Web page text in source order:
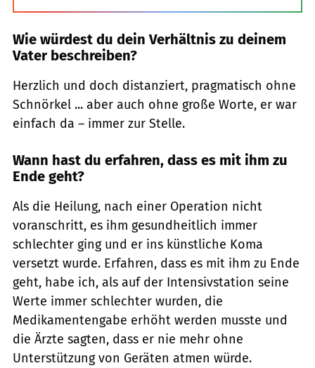
Wie würdest du dein Verhältnis zu deinem
Vater beschreiben?
Herzlich und doch distanziert, pragmatisch ohne
Schnörkel ... aber auch ohne große Worte, er war
einfach da – immer zur Stelle.
Wann hast du erfahren, dass es mit ihm zu
Ende geht?
Als die Heilung, nach einer Operation nicht
voranschritt, es ihm gesundheitlich immer
schlechter ging und er ins künstliche Koma
versetzt wurde. Erfahren, dass es mit ihm zu Ende
geht, habe ich, als auf der Intensivstation seine
Werte immer schlechter wurden, die
Medikamentengabe erhöht werden musste und
die Ärzte sagten, dass er nie mehr ohne
Unterstützung von Geräten atmen würde.